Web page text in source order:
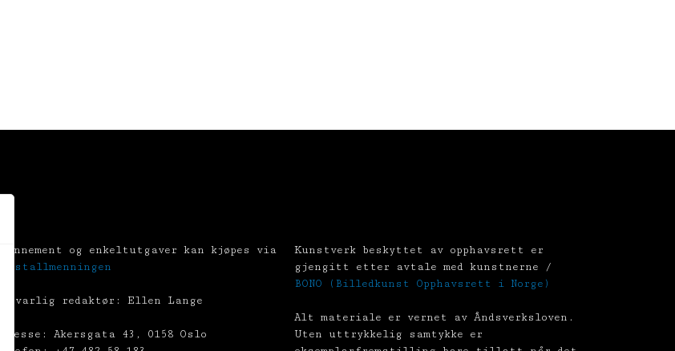
Abonnement og enkeltutgaver kan kjøpes via
Tekstallmenningen
Ansvarlig redaktør: Ellen Lange
Adresse: Akersgata 43, 0158 Oslo
Kunstverk beskyttet av opphavsrett er
gjengitt etter avtale med kunstnerne /
BONO (Billedkunst Opphavsrett i Norge)
Alt materiale er vernet av Åndsverksloven.
Uten uttrykkelig samtykke er